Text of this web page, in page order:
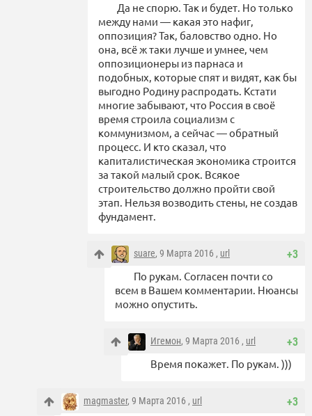
Да не спорю. Так и будет. Но только
между нами — какая это нафиг,
оппозиция? Так, баловство одно. Но
она, всё ж таки лучше и умнее, чем
оппозиционеры из парнаса и
подобных, которые спят и видят, как бы
выгодно Родину распродать. Кстати
многие забывают, что Россия в своё
время строила социализм с
коммунизмом, а сейчас — обратный
процесс. И кто сказал, что
капиталистическая экономика строится
за такой малый срок. Всякое
строительство должно пройти свой
этап. Нельзя возводить стены, не создав
фундамент.
+3
suare, 9 Марта 2016 , url
По рукам. Согласен почти со
всем в Вашем комментарии. Нюансы
можно опустить.
+3
Игемон, 9 Марта 2016 , url
Время покажет. По рукам. )))
+3
magmaster, 9 Марта 2016 , url